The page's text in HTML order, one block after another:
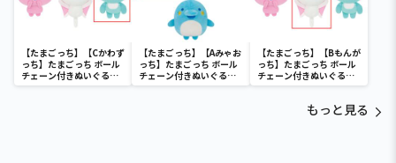
【たまごっち】【Cかわず
っち】たまごっち ボール
チェーン付きぬいぐるみ
～Tamagotchi
【たまごっち】【Aみゃお
っち】たまごっち ボール
チェーン付きぬいぐるみ
～Tamagotchi
【たまごっち】【Bもんが
っち】たまごっち ボール
チェーン付きぬいぐるみ
～Tamagotchi
もっと見る